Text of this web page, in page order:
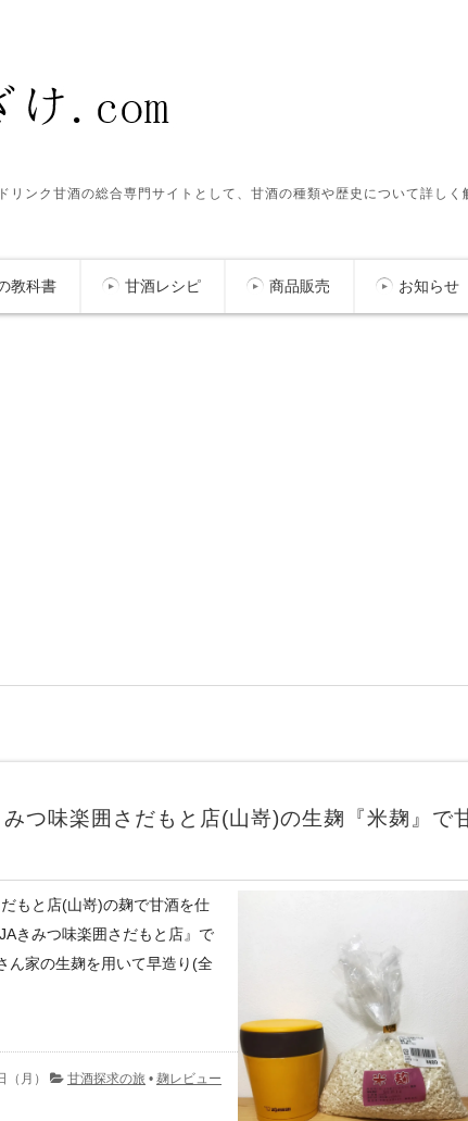
リンク甘酒の総合専門サイトとして、甘酒の種類や歴史について詳し
教科書 甘酒レシピ 商品販売 お知らせ
つ味楽囲さだもと店(山嵜)の生麹『米麹』で
もと店(山嵜)の麹で甘酒を仕
きみつ味楽囲さだもと店』で
ん家の生麹を用いて早造り(全
月） 甘酒探求の旅 • 麹レビュー